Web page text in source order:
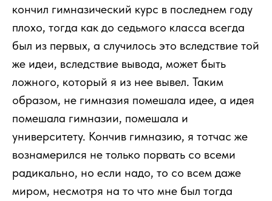
кончил гимназический курс в последнем году
плохо, тогда как до седьмого класса всегда
был из первых, а случилось это вследствие той
же идеи, вследствие вывода, может быть
ложного, который я из нее вывел. Таким
образом, не гимназия помешала идее, а идея
помешала гимназии, помешала и
университету. Кончив гимназию, я тотчас же
вознамерился не только порвать со всеми
радикально, но если надо, то со всем даже
миром, несмотря на то что мне был тогда